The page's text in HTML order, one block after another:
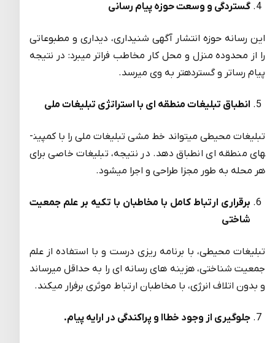
گستردگی و وسعت حوزه پیام رسانی
این رسانه حوزه انتشار آگهی شنیداری، دیداری و مطبوعاتی
را از محدوده منزل و محل کار مخاطب فراتر میبرد: در نتیجه
پیام رساتر و گسترده­تر به وی میرسد.
انطباق تبلیغات منطقه ای با استراتژی تبلیغات ملی
تبلیغات محیطی میتواند خط مشی تبلیغات ملی را با کمپین­
های منطقه ای انطباق دهد. در نتیجه، تبلیغات خاصی برای
هر محله به طور مجزا طراحی و اجرا میشود.
برقراری ارتباط کامل با مخاطبان با تکیه بر علم جمعیت
شاختی
تبلیغات محیطی، با برنامه ریزی درست و با استفاده از علم
جمعیت شناختی، هزینه های رسانه ای را به حداقل میرساند
و بدون اتلاف انرژی، با مخاطبان ارتباط موثری برفرار میکند.
جلوگیری از وجود خطاا و پراکندگی در ارایه پیام.